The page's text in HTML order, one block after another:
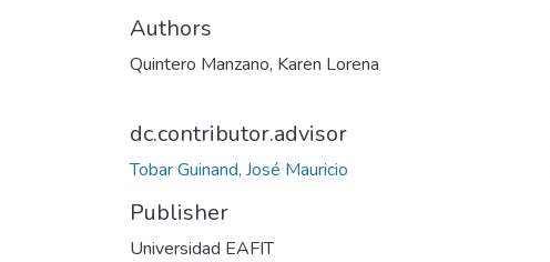
Authors
Quintero Manzano, Karen Lorena
dc.contributor.advisor
Tobar Guinand, José Mauricio
Publisher
Universidad EAFIT